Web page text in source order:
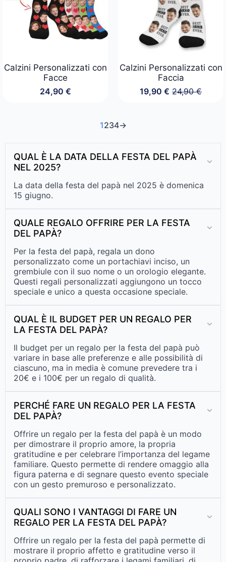
Calzini Personalizzati con
Facce
24,90 €
Calzini Personalizzati con
Faccia
24,90€
Il
19,90€ Il
1234→
QUAL È LA DATA DELLA FESTA DEL PAPÀ
NEL 2025?
La data della festa del papà nel 2025 è domenica
15 giugno.
QUALE REGALO OFFRIRE PER LA FESTA
DEL PAPÀ?
Per la festa del papà, regala un dono
personalizzato come un portachiavi inciso, un
grembiule con il suo nome o un orologio elegante.
Questi regali personalizzati aggiungono un tocco
speciale e unico a questa occasione speciale.
QUAL È IL BUDGET PER UN REGALO PER
LA FESTA DEL PAPÀ?
Il budget per un regalo per la festa del papà può
variare in base alle preferenze e alle possibilità di
ciascuno, ma in media è comune prevedere tra i
20€ e i 100€ per un regalo di qualità.
PERCHÉ FARE UN REGALO PER LA FESTA
DEL PAPÀ?
Offrire un regalo per la festa del papà è un modo
per dimostrare il proprio amore, la propria
gratitudine e per celebrare l’importanza del legame
familiare. Questo permette di rendere omaggio alla
figura paterna e di segnare questo evento speciale
con un gesto premuroso e personalizzato.
QUALI SONO I VANTAGGI DI FARE UN
REGALO PER LA FESTA DEL PAPÀ?
Offrire un regalo per la festa del papà permette di
mostrare il proprio affetto e gratitudine verso il